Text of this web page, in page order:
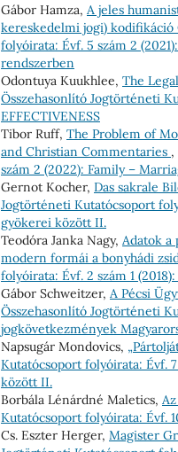
Gábor Hamza, A jeles
kereskedelmi jogi) kodifikáció
folyóirata: Évf. 5 szám 2
rendszerben
Odontuya Kuukhlee, The
Összehasonlító Jogtörténeti
EFFECTIVENESS
Tibor Ruff, The Problem of
and Christian Commentaries ,
szám 2 (2022): Family –
Gernot Kocher, Das sakrale
Jogtörténeti Kutatócsoport
gyökerei között II.
Teodóra Janka Nagy, Adatok a
modern formái a bonyhádi
folyóirata: Évf. 2 szám 1
Gábor Schweitzer, A Pécsi
Összehasonlító Jogtörténeti
jogkövetkezmények
Napsugár Mondovics,
Kutatócsoport folyóirata: Évf.
között II.
Borbála Lénárdné Maletics,
Kutatócsoport folyóirata: Évf.
Cs. Eszter Herger, Magister